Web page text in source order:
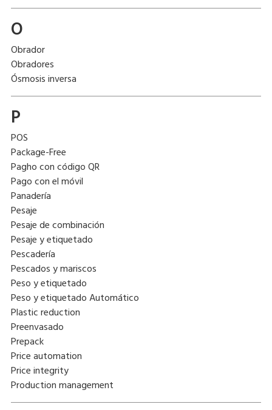
O
Obrador
Obradores
Ósmosis inversa
P
POS
Package-Free
Pagho con código QR
Pago con el móvil
Panadería
Pesaje
Pesaje de combinación
Pesaje y etiquetado
Pescadería
Pescados y mariscos
Peso y etiquetado
Peso y etiquetado Automático
Plastic reduction
Preenvasado
Prepack
Price automation
Price integrity
Production management